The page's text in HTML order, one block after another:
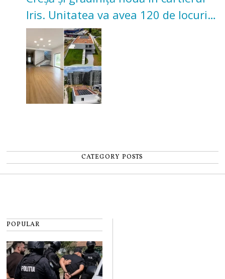
Iris. Unitatea va avea 120 de locuri
pentru copii
CATEGORY POSTS
POPULAR